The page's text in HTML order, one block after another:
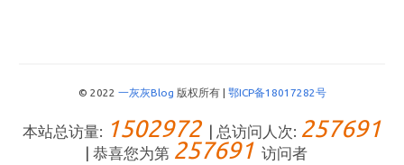
© 2022 一灰灰Blog 版权所有 | 鄂ICP备18017282号
本站总访量: 1502972| 总访问人次: 257691
| 恭喜您为第 257691 访问者